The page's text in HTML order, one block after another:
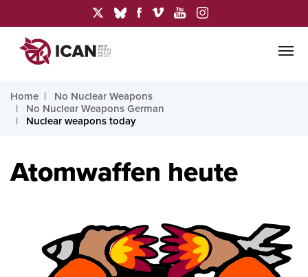
Home
No Nuclear Weapons
No Nuclear Weapons German
Nuclear weapons today
Atomwaffen heute